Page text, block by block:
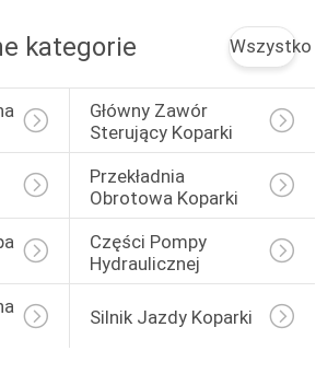
kategorie Wszystko
Główny Zawór
Sterujący Koparki
Przekładnia
Obrotowa Koparki
Części Pompy
Hydraulicznej
Silnik Jazdy Koparki